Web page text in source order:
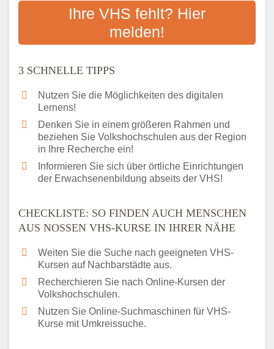
Das bundesweite Volkshochschulwesen
Ihre VHS fehlt? Hier
melden!
3 SCHNELLE TIPPS
Nutzen Sie die Möglichkeiten des digitalen
Lernens!
Denken Sie in einem größeren Rahmen und
beziehen Sie Volkshochschulen aus der Region
in Ihre Recherche ein!
Informieren Sie sich über örtliche Einrichtungen
der Erwachsenenbildung abseits der VHS!
CHECKLISTE: SO FINDEN AUCH MENSCHEN
AUS NOSSEN VHS-KURSE IN IHRER NÄHE
Weiten Sie die Suche nach geeigneten VHS-
Kursen auf Nachbarstädte aus.
Recherchieren Sie nach Online-Kursen der
Volkshochschulen.
Nutzen Sie Online-Suchmaschinen für VHS-
Kurse mit Umkreissuche.